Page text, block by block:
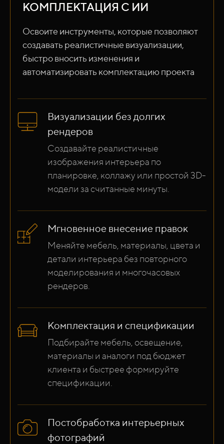
КОМПЛЕКТАЦИЯ С ИИ
Освоите инструменты, которые позволяют
создавать реалистичные визуализации,
быстро вносить изменения и
автоматизировать комплектацию проекта
Визуализации без долгих
рендеров
Создавайте реалистичные
изображения интерьера по
планировке, коллажу или простой 3D-
модели за считанные минуты.
Мгновенное внесение правок
Меняйте мебель, материалы, цвета и
детали интерьера без повторного
моделирования и многочасовых
рендеров.
Комплектация и спецификации
Подбирайте мебель, освещение,
материалы и аналоги под бюджет
клиента и быстрее формируйте
спецификации.
Постобработка интерьерных
фотографий